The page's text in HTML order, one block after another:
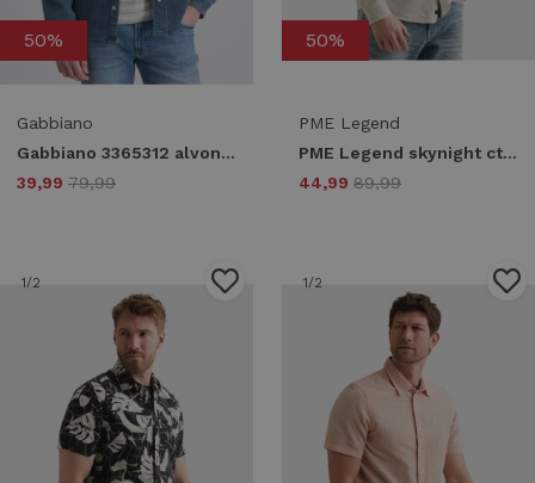
50%
Gabbiano
Gabbiano 3365312 alvon Overshirt 6533 washed green
39,99 79,99
50%
PME Legend
PME Legend skynight ctn/linen 2tone ( ex owen) psi2604200 Overhemd 7013 bone white
44,99 89,99
1/2 1/2